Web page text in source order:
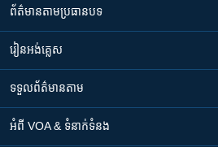
ព័ត៌មាន​តាមប្រធានបទ​
រៀន​​អង់គ្លេស
ទទួល​ព័ត៌មាន​តាម
អំពី​ VOA & ទំនាក់ទំនង